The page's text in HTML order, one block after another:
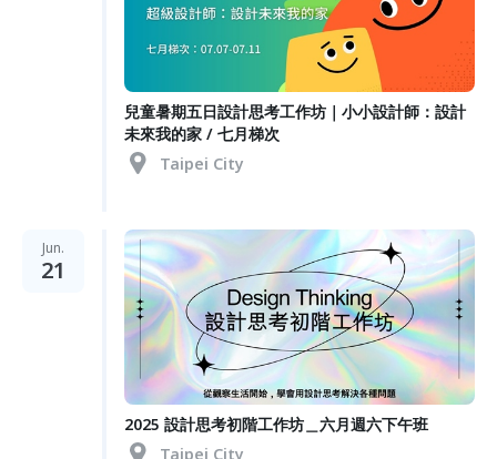
兒童暑期五日設計思考工作坊｜小小設計師：設計
未來我的家 / 七月梯次
Taipei City
Jun.
21
2025 設計思考初階工作坊＿六月週六下午班
Taipei City